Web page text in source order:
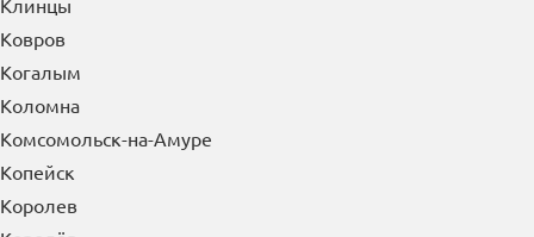
Кирово-Чепецк
Киселевск
Кисловодск
Климовск
Клин
Клинцы
Ковров